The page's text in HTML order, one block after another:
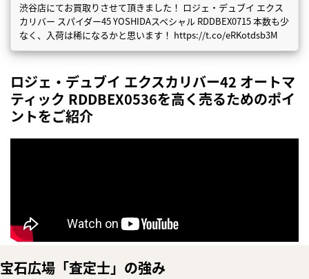
渋谷店にてお買取りさせて頂きました！ ロジェ・デュブイ エクス
カリバー スパイダー45 YOSHIDAスペシャル RDDBEX0715 本数も少
なく、入荷は稀になるかと思います！ https://t.co/eRKotdsb3M
ロジェ・デュブイ エクスカリバー42 オートマ
ティック RDDBEX0536を高く売るためのポイ
ントをご紹介
宝石広場「査定士」の強み